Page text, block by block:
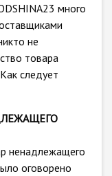
много
не
товара
следует
ненадлежащего
оговорено